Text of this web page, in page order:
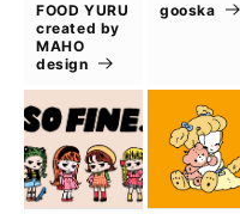
FOOD YURU
created by
MAHO
design
gooska